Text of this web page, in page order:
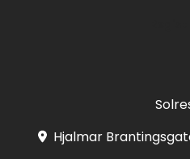
Hjalmar